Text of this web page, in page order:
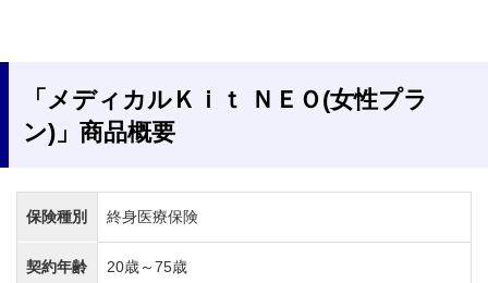
「メディカルＫｉｔ ＮＥＯ(女性プラ
ン)」商品概要
保険種別 終身医療保険
契約年齢 20歳～75歳